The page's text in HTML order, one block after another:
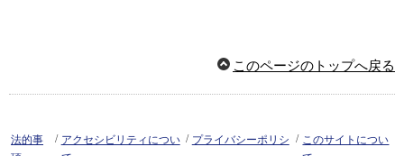
このページのトップへ戻る
法的事
/ アクセシビリティについ / プライバシーポリシ
/ このサイトについ